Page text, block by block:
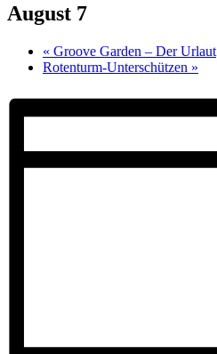
August 7
« Groove Garden – Der Urlaut
Rotenturm-Unterschützen »